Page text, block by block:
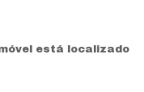
está localizado